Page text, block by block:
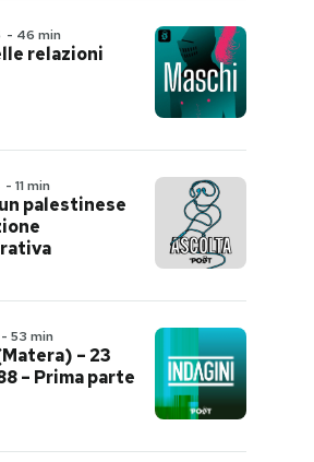
- 46 min
relazioni
- 11 min
palestinese
- 53 min
– 23
– Prima parte